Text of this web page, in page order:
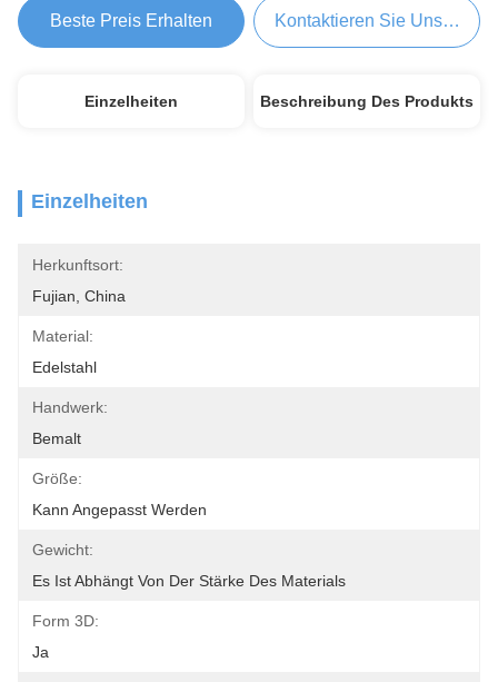
Beste Preis Erhalten Kontaktieren Sie Uns Jetzt
Einzelheiten Beschreibung Des Produkts
Einzelheiten
Herkunftsort:
Fujian, China
Material:
Edelstahl
Handwerk:
Bemalt
Größe:
Kann Angepasst Werden
Gewicht:
Es Ist Abhängt Von Der Stärke Des Materials
Form 3D:
Ja